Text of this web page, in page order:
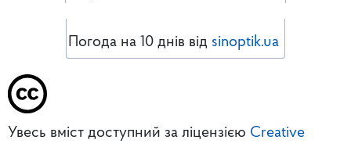
Погода на 10 днів від sinoptik.ua
Увесь вміст доступний за ліцензією Creative